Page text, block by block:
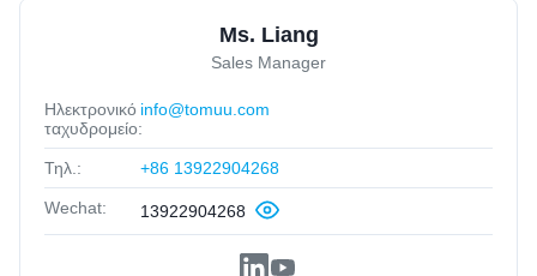
Ms. Liang
Sales Manager
Ηλεκτρονικό
ταχυδρομείο:
info@tomuu.com
Τηλ.: +86 13922904268
Wechat: 13922904268